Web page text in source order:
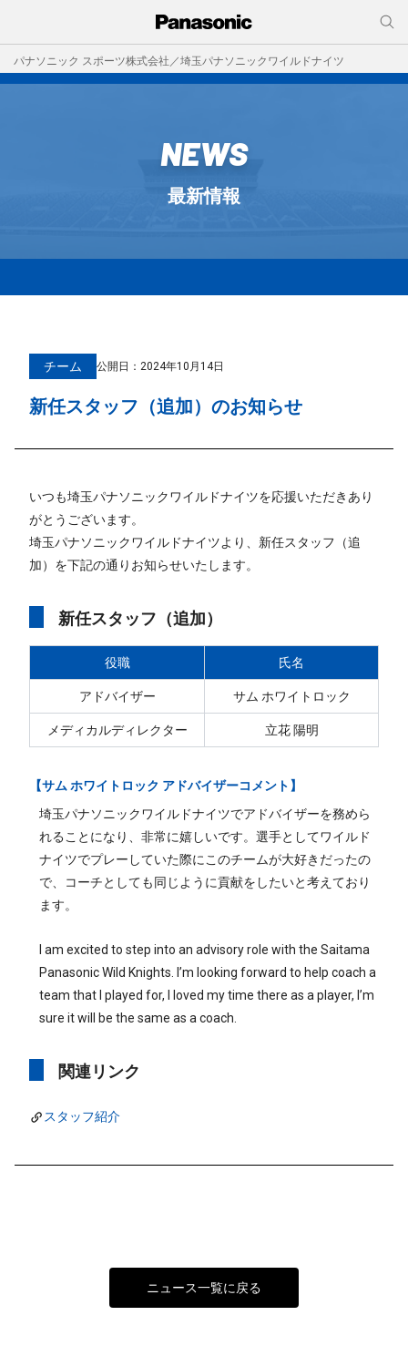
パナソニック スポーツ株式会社／埼玉パナソニックワイルドナイツ
NEWS
最新情報
チーム 公開日： 2024年10月14日
新任スタッフ（追加）のお知らせ
いつも埼玉パナソニックワイルドナイツを応援いただきあり
がとうございます。
埼玉パナソニックワイルドナイツより、新任スタッフ（追
加）を下記の通りお知らせいたします。
新任スタッフ（追加）
役職 氏名
アドバイザー サム ホワイトロック
メディカルディレクター 立花 陽明
【サム ホワイトロック アドバイザーコメント】
埼玉パナソニックワイルドナイツでアドバイザーを務めら
れることになり、非常に嬉しいです。選手としてワイルド
ナイツでプレーしていた際にこのチームが大好きだったの
で、コーチとしても同じように貢献をしたいと考えており
ます。
I am excited to step into an advisory role with the Saitama
Panasonic Wild Knights. I’m looking forward to help coach a
team that I played for, I loved my time there as a player, I’m
sure it will be the same as a coach.
関連リンク
スタッフ紹介
ニュース一覧に戻る